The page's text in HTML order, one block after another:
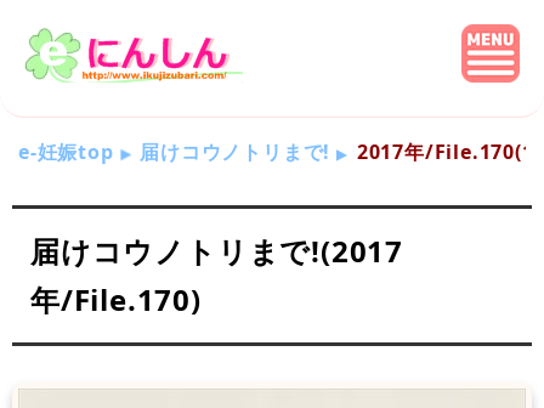
e-妊娠top 届けコウノトリまで! 2017年/
届けコウノトリまで!(2017
年/File.170)